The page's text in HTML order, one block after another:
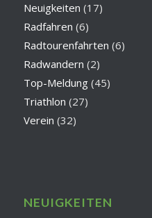
Neuigkeiten (17)
Radfahren (6)
Radtourenfahrten (6)
Radwandern (2)
Top-Meldung(45)
Triathlon (27)
Verein (32)
NEUIGKEITEN